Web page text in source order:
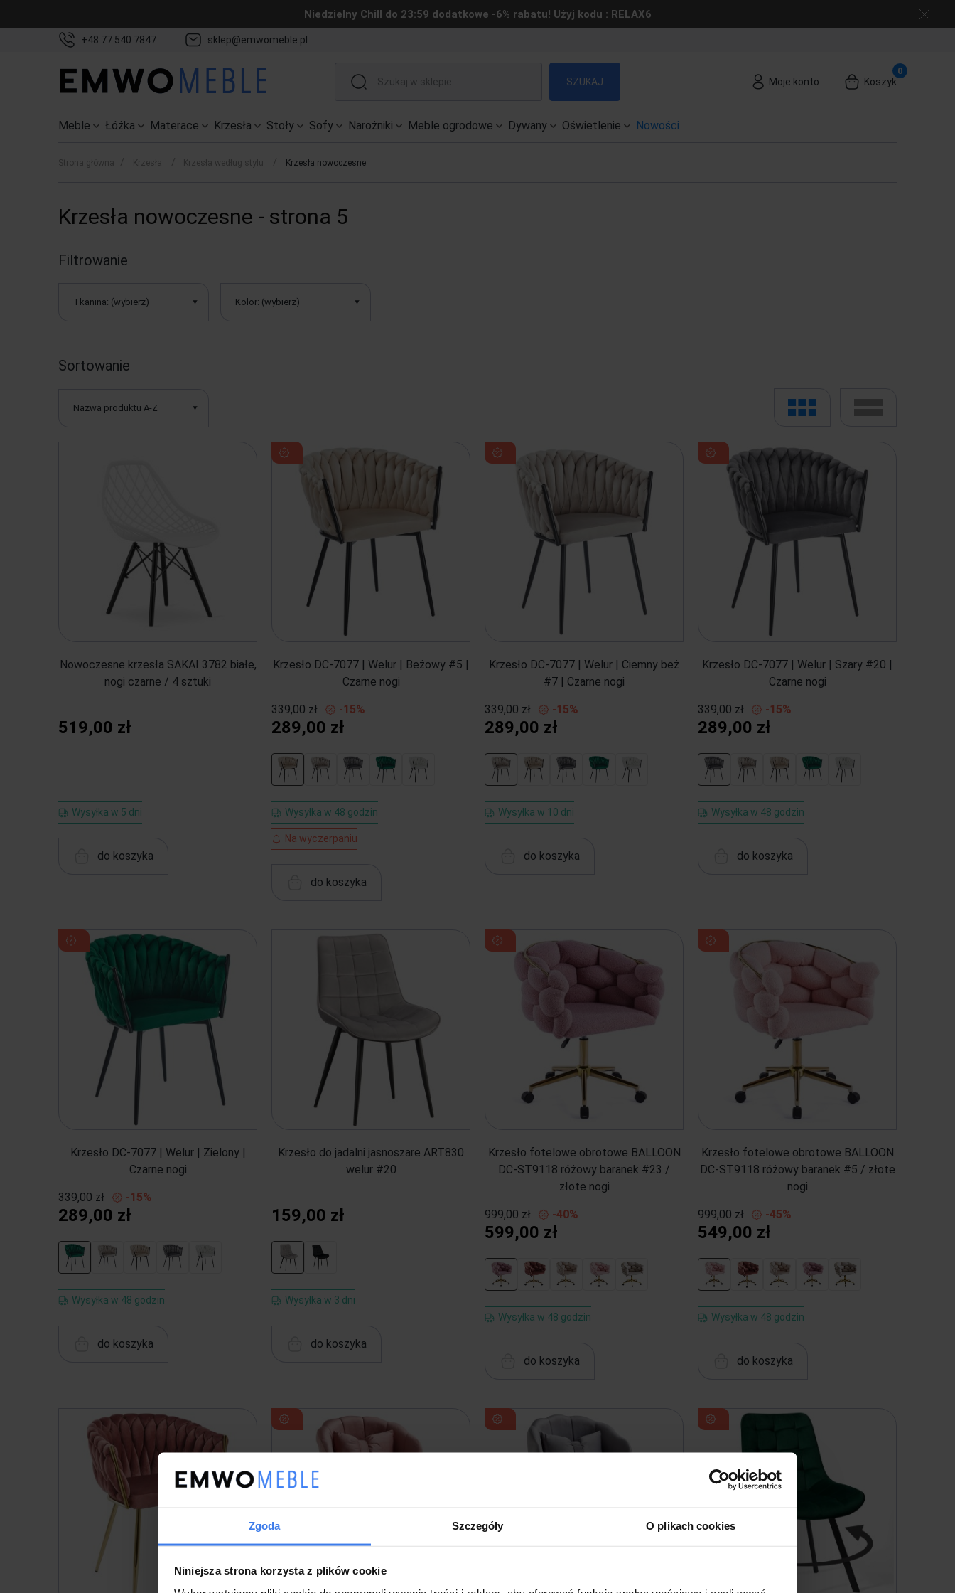
Zgoda Szczegóły O plikach cookies
Niniejsza strona korzysta z plików cookie
Niedzielny Chill do 23:59 dodatkowe -6% rabatu! Użyj kodu : RELAX6
+48 77 540 7847 sklep@emwomeble.pl
SZUKAJ Moje konto Koszyk
Meble Łóżka Materace Krzesła Stoły Sofy Narożniki Meble ogrodowe Dywany Oświetlenie Nowości
Strona główna Krzesła Krzesła według stylu Krzesła nowoczesne
Krzesła nowoczesne - strona 5
Filtrowanie
Tkanina: (wybierz) Kolor: (wybierz)
Sortowanie
Nazwa produktu A-Z
Nowoczesne krzesła SAKAI 3782 białe,
nogi czarne / 4 sztuki
519,00 zł
Wysyłka w 5 dni
do koszyka
Krzesło DC-7077 | Welur | Beżowy #5 |
Czarne nogi
339,00 zł -15%
289,00 zł
Wysyłka w 48 godzin
Na wyczerpaniu
do koszyka
Krzesło DC-7077 | Welur | Ciemny beż
#7 | Czarne nogi
339,00 zł -15%
289,00 zł
Wysyłka w 10 dni
do koszyka
Krzesło DC-7077 | Welur | Szary #20 |
Czarne nogi
339,00 zł -15%
289,00 zł
Wysyłka w 48 godzin
do koszyka
Krzesło DC-7077 | Welur | Zielony |
Czarne nogi
339,00 zł -15%
289,00 zł
Wysyłka w 48 godzin
do koszyka
Krzesło do jadalni jasnoszare ART830
welur #20
159,00 zł
Wysyłka w 3 dni
do koszyka
Krzesło fotelowe obrotowe BALLOON
DC-ST9118 różowy baranek #23 /
złote nogi
999,00 zł -40%
599,00 zł
Wysyłka w 48 godzin
do koszyka
Krzesło fotelowe obrotowe BALLOON
DC-ST9118 różowy baranek #5 / złote
nogi
999,00 zł -45%
549,00 zł
Wysyłka w 48 godzin
do koszyka